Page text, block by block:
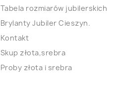
Tabela rozmiarów jubilerskich
Brylanty Jubiler Cieszyn.
Kontakt
Skup złota,srebra
Proby złota i srebra